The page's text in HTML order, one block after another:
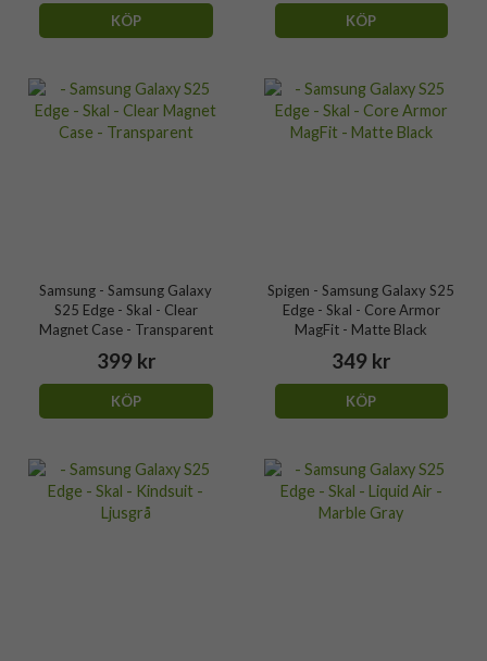
KÖP KÖP
Samsung - Samsung Galaxy
S25 Edge - Skal - Clear
Magnet Case - Transparent
399 kr
KÖP
Spigen - Samsung Galaxy S25
Edge - Skal - Core Armor
MagFit - Matte Black
349 kr
KÖP